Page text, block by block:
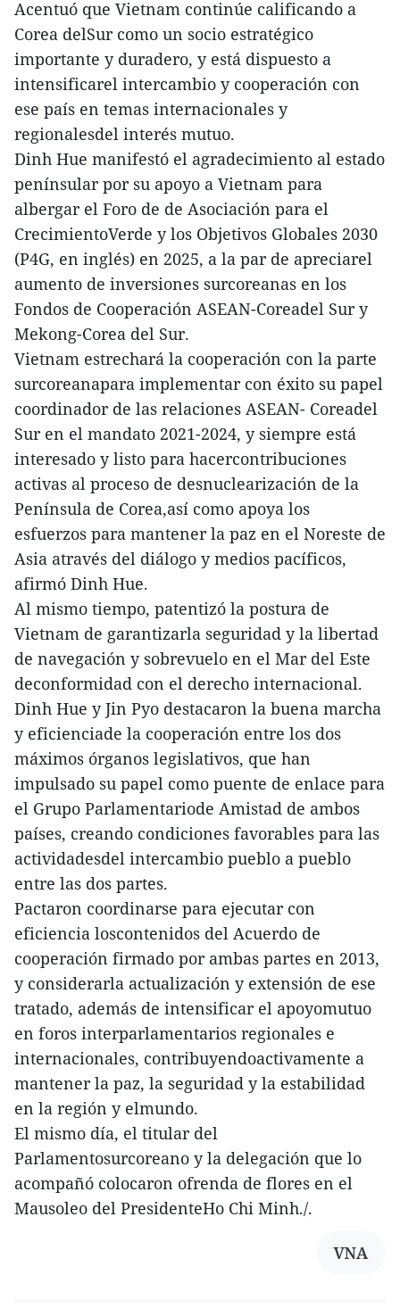
Acentuó que Vietnam continúe calificando a
Corea delSur como un socio estratégico
importante y duradero, y está dispuesto a
intensificarel intercambio y cooperación con
ese país en temas internacionales y
regionalesdel interés mutuo.
Dinh Hue manifestó el agradecimiento al estado
penínsular por su apoyo a Vietnam para
albergar el Foro de de Asociación para el
CrecimientoVerde y los Objetivos Globales 2030
(P4G, en inglés) en 2025, a la par de apreciarel
aumento de inversiones surcoreanas en los
Fondos de Cooperación ASEAN-Coreadel Sur y
Mekong-Corea del Sur.
Vietnam estrechará la cooperación con la parte
surcoreanapara implementar con éxito su papel
coordinador de las relaciones ASEAN- Coreadel
Sur en el mandato 2021-2024, y siempre está
interesado y listo para hacercontribuciones
activas al proceso de desnuclearización de la
Península de Corea,así como apoya los
esfuerzos para mantener la paz en el Noreste de
Asia através del diálogo y medios pacíficos,
afirmó Dinh Hue.
Al mismo tiempo, patentizó la postura de
Vietnam de garantizarla seguridad y la libertad
de navegación y sobrevuelo en el Mar del Este
deconformidad con el derecho internacional.
Dinh Hue y Jin Pyo destacaron la buena marcha
y eficienciade la cooperación entre los dos
máximos órganos legislativos, que han
impulsado su papel como puente de enlace para
el Grupo Parlamentariode Amistad de ambos
países, creando condiciones favorables para las
actividadesdel intercambio pueblo a pueblo
entre las dos partes.
Pactaron coordinarse para ejecutar con
eficiencia loscontenidos del Acuerdo de
cooperación firmado por ambas partes en 2013,
y considerarla actualización y extensión de ese
tratado, además de intensificar el apoyomutuo
en foros interparlamentarios regionales e
internacionales, contribuyendoactivamente a
mantener la paz, la seguridad y la estabilidad
en la región y elmundo.
El mismo día, el titular del
Parlamentosurcoreano y la delegación que lo
acompañó colocaron ofrenda de flores en el
Mausoleo del PresidenteHo Chi Minh./.
VNA